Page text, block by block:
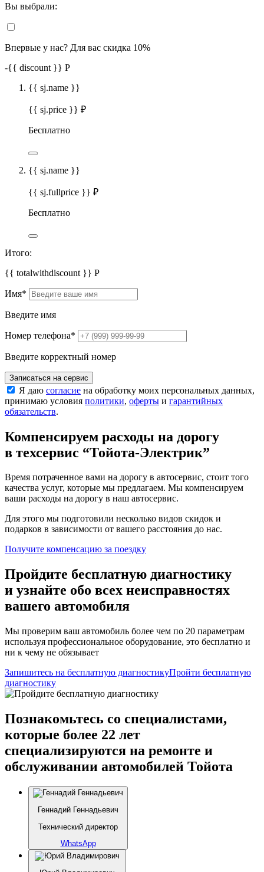
Вы выбрали:
Впервые у нас? Для вас скидка 10%
-{{ discount }} Р
{{ sj.name }}
{{ sj.price }} ₽
Бесплатно
{{ sj.name }}
{{ sj.fullprice }} ₽
Бесплатно
Итого:
{{ totalwithdiscount }} Р
Имя*
Введите имя
Номер телефона*
Введите корректный номер
Записаться на сервис
Я даю согласие на обработку моих персональных данных,
принимаю условия политики, оферты и гарантийных
обязательств.
Компенсируем расходы на дорогу
в техсервис “Тойота-Электрик”
Время потраченное вами на дорогу в автосервис, стоит того
качества услуг, которые мы предлагаем. Мы компенсируем
ваши расходы на дорогу в наш автосервис.
Для этого мы подготовили несколько видов скидок и
подарков в зависимости от вашего расстояния до нас.
Получите компенсацию за поездку
Пройдите бесплатную диагностику
и узнайте обо всех неисправностях
вашего автомобиля
Мы проверим ваш автомобиль более чем по 20 параметрам
используя профессиональное оборудование, это бесплатно и
ни к чему не обязывает
Запишитесь на бесплатную диагностикуПройти бесплатную
диагностику
Познакомьтесь со специалистами,
которые более 22 лет
специализируются на ремонте и
обслуживании автомобилей Тойота
Геннадий Геннадьевич
Технический директор
WhatsApp